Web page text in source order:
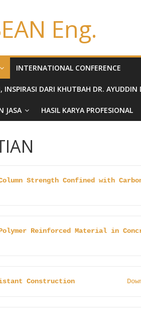
Eng.
INTERNATIONAL CONFERENCE
DARI KHUTBAH DR. AYUDDIN
JASA HASIL KARYA PROFESIONAL
Strength Confined with
Reinforced Material in
Construction